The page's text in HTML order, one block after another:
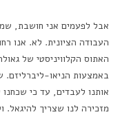
אבל לפעמים אני חושבת,
העבודה הציונית. לא. אנו
האתוס הקלוויניסטי של
באמצעות הניאו-ליברליזם.
אותנו לעבדים, עד כי שכחנו
מזכירה לנו שצריך